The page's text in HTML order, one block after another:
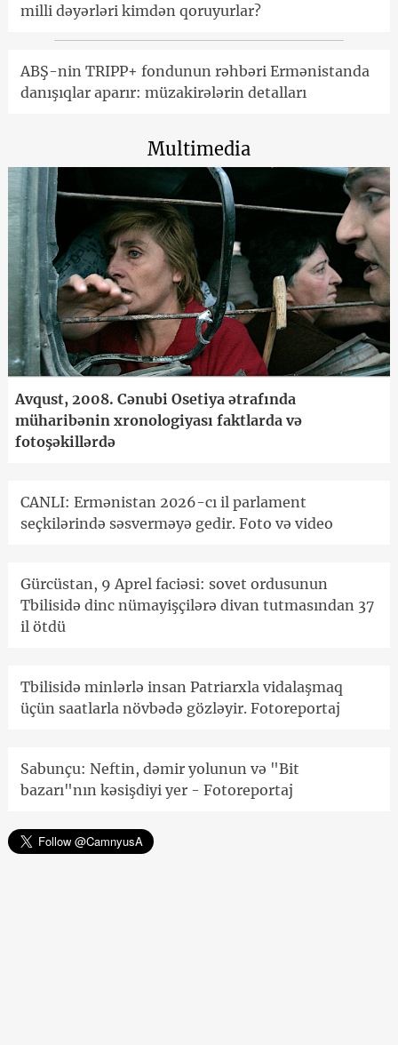
milli dəyərləri kimdən qoruyurlar?
ABŞ-nin TRIPP+ fondunun rəhbəri Ermənistanda
danışıqlar aparır: müzakirələrin detalları
Multimedia
Avqust, 2008. Cənubi Osetiya ətrafında
müharibənin xronologiyası faktlarda və
fotoşəkillərdə
CANLI: Ermənistan 2026-cı il parlament
seçkilərində səsverməyə gedir. Foto və video
Gürcüstan, 9 Aprel faciəsi: sovet ordusunun
Tbilisidə dinc nümayişçilərə divan tutmasından 37
il ötdü
Tbilisidə minlərlə insan Patriarxla vidalaşmaq
üçün saatlarla növbədə gözləyir. Fotoreportaj
Sabunçu: Neftin, dəmir yolunun və "Bit
bazarı"nın kəsişdiyi yer - Fotoreportaj